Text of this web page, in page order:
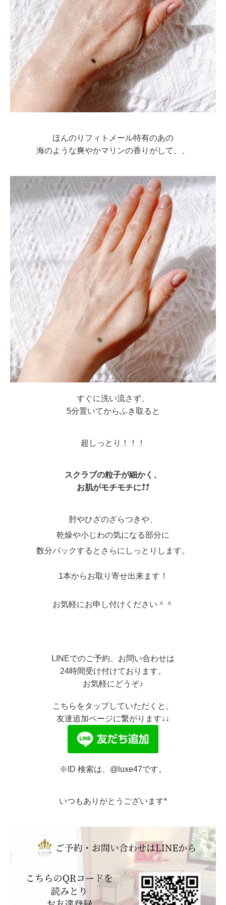
ほんのりフィトメール特有のあの
海のような爽やかマリンの香りがして、、
すぐに洗い流さず、
5分置いてからふき取ると
超しっとり！！！
スクラブの粒子が細かく、
お肌がモチモチに⤴︎⤴︎
肘やひざのざらつきや、
乾燥や小じわの気になる部分に
数分パックするとさらにしっとりします。
1本からお取り寄せ出来ます！
お気軽にお申し付けください＾＾
LINEでのご予約、お問い合わせは
24時間受け付けております。
お気軽にどうぞ♪
こちらをタップしていただくと、
友達追加ページに繋がります↓↓
※ID 検索は、@luxe47です。
いつもありがとうございます*